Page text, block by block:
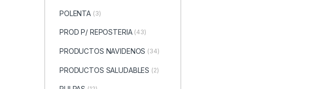
POLENTA (3)
PROD P/ REPOSTERIA (43)
PRODUCTOS NAVIDENOS (34)
PRODUCTOS SALUDABLES (2)